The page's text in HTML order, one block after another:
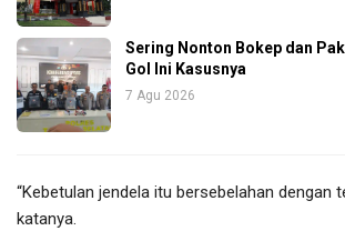
Sering Nonton Bokep dan
Gol Ini Kasusnya
7 Agu 2026
“Kebetulan jendela itu bersebelahan dengan
katanya.